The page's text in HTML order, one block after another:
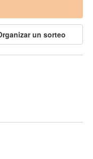
un sorteo